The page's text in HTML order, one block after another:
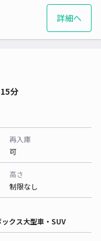
詳細へ
分
再入庫
可
高さ
制限なし
クス大型車・SUV